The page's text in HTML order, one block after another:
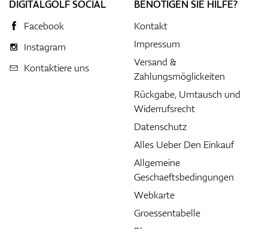
DIGITALGOLF SOCIAL
Facebook
Instagram
Kontaktiere uns
BENÖTIGEN SIE HILFE?
Kontakt
Impressum
Versand &
Zahlungsmöglickeiten
Rückgabe, Umtausch und
Widerrufsrecht
Datenschutz
Alles Ueber Den Einkauf
Allgemeine
Geschaeftsbedingungen
Webkarte
Groessentabelle